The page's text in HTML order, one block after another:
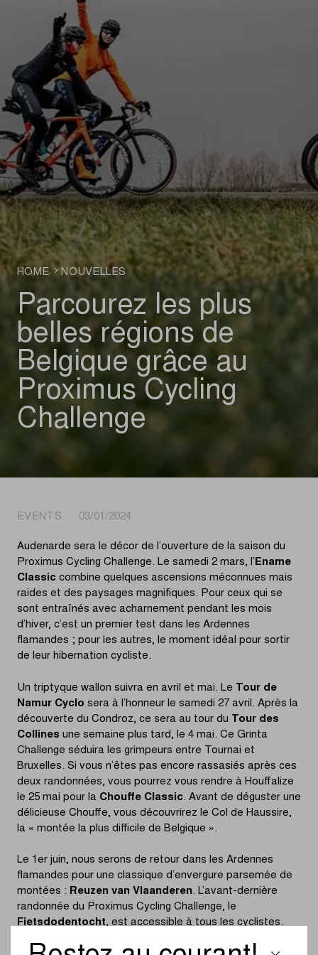
HOME NOUVELLES
Parcourez les plus
belles régions de
Belgique grâce au
Proximus Cycling
Challenge
EVENTS 03/01/2024
Audenarde sera le décor de l’ouverture de la saison du
Proximus Cycling Challenge. Le samedi 2 mars, l’Ename
Classic combine quelques ascensions méconnues mais
raides et des paysages magnifiques. Pour ceux qui se
sont entraînés avec acharnement pendant les mois
d’hiver, c’est un premier test dans les Ardennes
flamandes ; pour les autres, le moment idéal pour sortir
de leur hibernation cycliste.
Un triptyque wallon suivra en avril et mai. Le Tour de
Namur Cyclo sera à l’honneur le samedi 27 avril. Après la
découverte du Condroz, ce sera au tour du Tour des
Collines une semaine plus tard, le 4 mai. Ce Grinta
Challenge séduira les grimpeurs entre Tournai et
Bruxelles. Si vous n’êtes pas encore rassasiés après ces
deux randonnées, vous pourrez vous rendre à Houffalize
le 25 mai pour la Chouffe Classic. Avant de déguster une
délicieuse Chouffe, vous découvrirez le Col de Haussire,
la « montée la plus difficile de Belgique ».
Le 1er juin, nous serons de retour dans les Ardennes
flamandes pour une classique d’envergure parsemée de
montées : Reuzen van Vlaanderen. L’avant-dernière
randonnée du Proximus Cycling Challenge, le
Fietsdodentocht, est accessible à tous les cyclistes.